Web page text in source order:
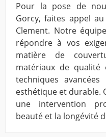
Pour la pose de
Gorcy, faites appel
Clement. Notre
répondre à vos
matière de
matériaux de
techniques
esthétique et durable.
une intervention
beauté et la longévité